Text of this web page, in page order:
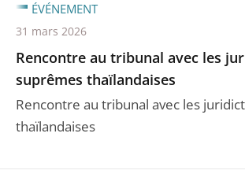
Rencontre au tribunal avec les
suprêmes thaïlandaises
Rencontre au tribunal avec les
thaïlandaises
ÉVÉNEMENT
31 mars 2026